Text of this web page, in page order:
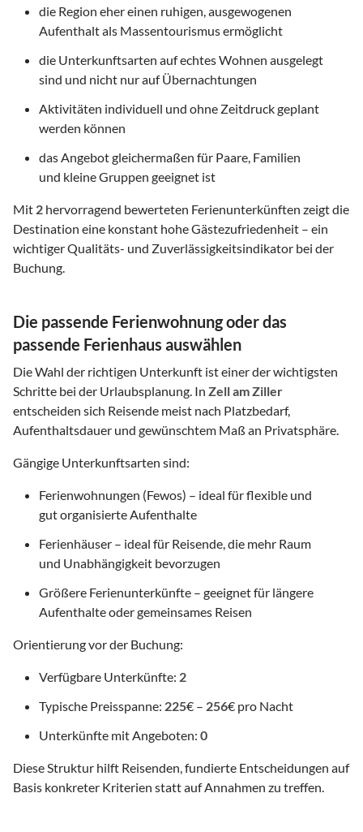
die Region eher einen ruhigen, ausgewogenen
Aufenthalt als Massentourismus ermöglicht
die Unterkunftsarten auf echtes Wohnen ausgelegt
sind und nicht nur auf Übernachtungen
Aktivitäten individuell und ohne Zeitdruck geplant
werden können
das Angebot gleichermaßen für Paare, Familien
und kleine Gruppen geeignet ist
Mit 2 hervorragend bewerteten Ferienunterkünften zeigt die
Destination eine konstant hohe Gästezufriedenheit – ein
wichtiger Qualitäts- und Zuverlässigkeitsindikator bei der
Buchung.
Die passende Ferienwohnung oder das
passende Ferienhaus auswählen
Die Wahl der richtigen Unterkunft ist einer der wichtigsten
Schritte bei der Urlaubsplanung. In Zell am Ziller
entscheiden sich Reisende meist nach Platzbedarf,
Aufenthaltsdauer und gewünschtem Maß an Privatsphäre.
Gängige Unterkunftsarten sind:
Ferienwohnungen (Fewos) – ideal für flexible und
gut organisierte Aufenthalte
Ferienhäuser – ideal für Reisende, die mehr Raum
und Unabhängigkeit bevorzugen
Größere Ferienunterkünfte – geeignet für längere
Aufenthalte oder gemeinsames Reisen
Orientierung vor der Buchung:
Verfügbare Unterkünfte: 2
Typische Preisspanne: 225€ – 256€ pro Nacht
Unterkünfte mit Angeboten: 0
Diese Struktur hilft Reisenden, fundierte Entscheidungen auf
Basis konkreter Kriterien statt auf Annahmen zu treffen.